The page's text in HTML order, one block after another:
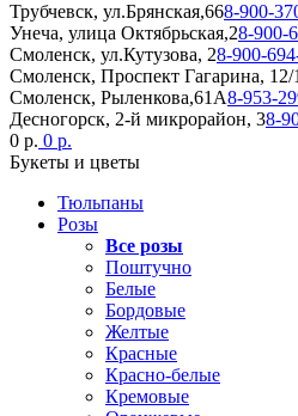
Трубчевск, ул.Брянская,668-900-
Унеча, улица Октябрьская,28-900-
Смоленск, ул.Кутузова, 28-900-
Смоленск, Проспект Гагарина, 12/
Смоленск, Рыленкова,61А8-953-
Десногорск, 2-й микрорайон, 38-
0 р. 0 р.
Букеты и цветы
Тюльпаны
Розы
Все розы
Поштучно
Белые
Бордовые
Желтые
Красные
Красно-белые
Кремовые